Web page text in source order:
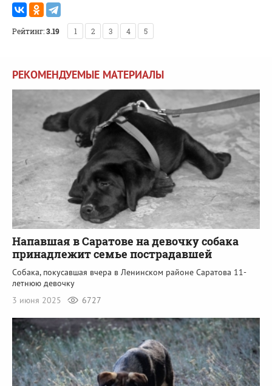
Рейтинг:3.19 1 2 3 4 5
РЕКОМЕНДУЕМЫЕ МАТЕРИАЛЫ
Напавшая в Саратове на девочку собака
принадлежит семье пострадавшей
Собака, покусавшая вчера в Ленинском районе Саратова 11-
летнюю девочку
3 июня 2025
6727